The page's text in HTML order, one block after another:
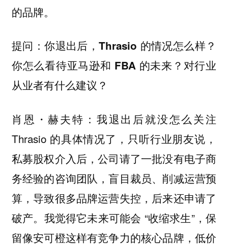
的品牌。
提问：你退出后，Thrasio 的情况怎么样？
你怎么看待亚马逊和 FBA 的未来？对行业
从业者有什么建议？
肖恩・赫夫特： 我退出后就没怎么关注
Thrasio 的具体情况了，只听行业朋友说，
私募股权介入后，公司请了一批没有电子商
务经验的咨询团队，盲目裁员、削减运营预
算，导致很多品牌运营失控，后来还申请了
破产。我觉得它未来可能会 “收缩求生”，保
留像安可橙这样有竞争力的核心品牌，低价